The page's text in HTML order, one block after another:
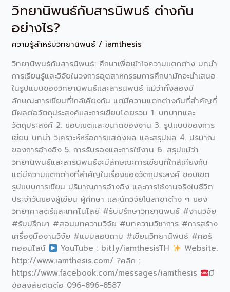
วิทยานิพนธ์กับสารนิพนธ์ ต่างกัน
อย่างไร?
ความรู้สำหรับวิทยานิพนธ์ / iamthesis
วิทยานิพนธ์กับสารนิพนธ์: ศึกษาเพื่อเข้าใจความแตกต่าง บทนำ
การเรียนรู้และวิจัยในวงการอุตสาหกรรมการศึกษามักจะนำเสนอ
ในรูปแบบของวิทยานิพนธ์และสารนิพนธ์ แม้ว่าทั้งสองมี
ลักษณะการเขียนที่ใกล้เคียงกัน แต่มีความแตกต่างกันที่สำคัญที่
มีผลต่อวัตถุประสงค์และการเขียนโดยรวม 1. บทบาทและ
วัตถุประสงค์ 2. ขอบเขตและขนาดของงาน 3. รูปแบบของการ
เขียน บทนำ วิเคราะห์หรือการแสดงผล และสรุปผล 4. ปริมาณ
ของการอ้างอิง 5. การรับรองและการใช้งาน 6. สรุปแม้ว่า
วิทยานิพนธ์และสารนิพนธ์จะมีลักษณะการเขียนที่ใกล้เคียงกัน
แต่มีความแตกต่างที่สำคัญในเรื่องของวัตถุประสงค์ ขอบเขต
รูปแบบการเขียน ปริมาณการอ้างอิง และการใช้งานจริงในชีวิต
ประจำวันของผู้เขียน ผู้ศึกษา และนักวิจัยในสาขาต่าง ๆ ของ
วิทยาศาสตร์และเทคโนโลยี #รับปรึกษาวิทยานิพนธ์ #งานวิจัย
#รับปรึกษา #สอนบทความวิจัย #บทความวิชาการ #การสร้าง
เครื่องมืองานวิจัย #แบบสอบถาม #เขียนวิทยานิพนธ์ #คอร์
ทออนไลน์
YouTube : bit.ly/iamthesisTH
Website:
http://www.iamthesis.com/ ?คลิก :
https://www.facebook.com/messages/iamthesis
มี
ข้อสงสัยติดต่อ 096-896-8587
วิทยานิพนธ์
สาร
นิพนธ์
กัน
อย่างไร?